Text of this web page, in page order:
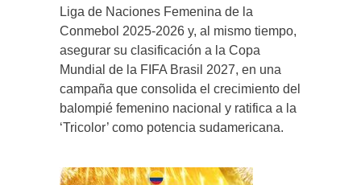
Liga de Naciones Femenina de la
Conmebol 2025-2026 y, al mismo tiempo,
asegurar su clasificación a la Copa
Mundial de la FIFA Brasil 2027, en una
campaña que consolida el crecimiento del
balompié femenino nacional y ratifica a la
‘Tricolor’ como potencia sudamericana.